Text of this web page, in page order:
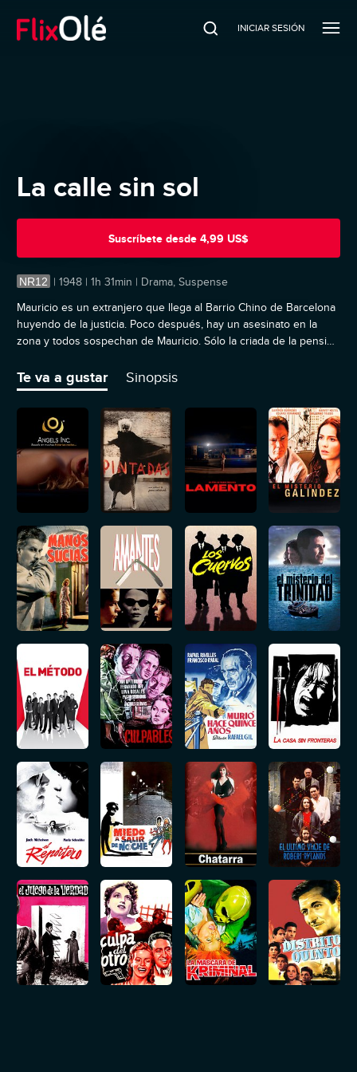
INICIAR SESIÓN
La calle sin sol
Suscríbete desde 4,99 US$
NR12 | 1948 | 1h 31min | Drama, Suspense
Mauricio es un extranjero que llega al Barrio Chino de Barcelona
huyendo de la justicia. Poco después, hay un asesinato en la
zona y todos sospechan de Mauricio. Sólo la criada de la pensión
Te va a gustar Sinopsis